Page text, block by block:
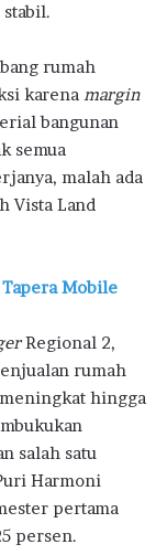
rumah
karena margin
bangunan
semua
malah ada
Vista Land
Mobile
Regional 2,
rumah
hingga
salah satu
Harmoni
pertama
persen.